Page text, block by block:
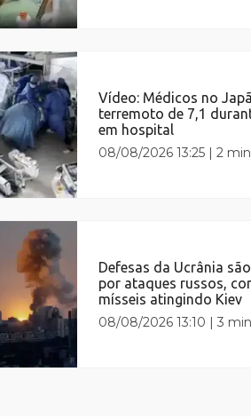
Vídeo: Médicos no
terremoto de 7,1
em hospital
08/08/2026 13:25 |2 min
Defesas da Ucrânia
por ataques russos,
mísseis atingindo Kiev
08/08/2026 13:10 |3 min